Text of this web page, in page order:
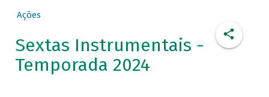
Ações
Sextas Instrumentais -
Temporada 2024